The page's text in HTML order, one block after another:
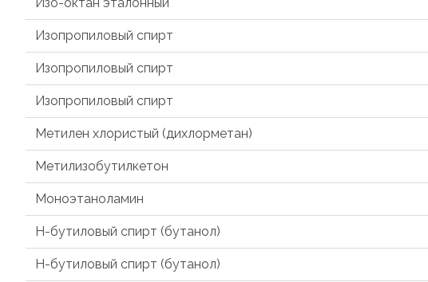
Изопропиловый спирт
Изопропиловый спирт
Изопропиловый спирт
Метилен хлористый (дихлорметан)
Метилизобутилкетон
Моноэтаноламин
Н-бутиловый спирт (бутанол)
Н-бутиловый спирт (бутанол)